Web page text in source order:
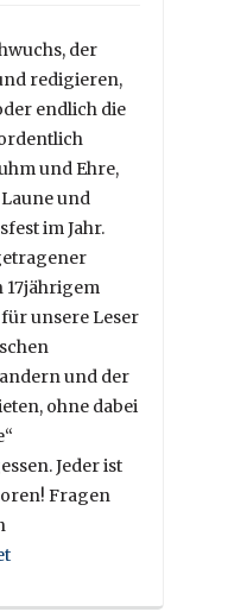
der
redigieren,
endlich die
und Ehre,
und
im Jahr.
17jährigem
unsere Leser
und der
ohne dabei
Jeder ist
Fragen